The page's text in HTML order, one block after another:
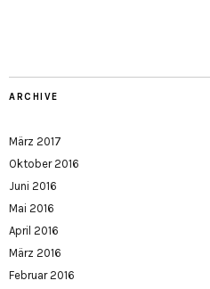
ARCHIVE
März 2017
Oktober 2016
Juni 2016
Mai 2016
April 2016
März 2016
Februar 2016